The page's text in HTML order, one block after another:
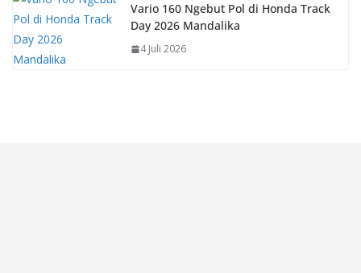
Vario 160 Ngebut Pol di Honda Track
Day 2026 Mandalika
4 Juli 2026